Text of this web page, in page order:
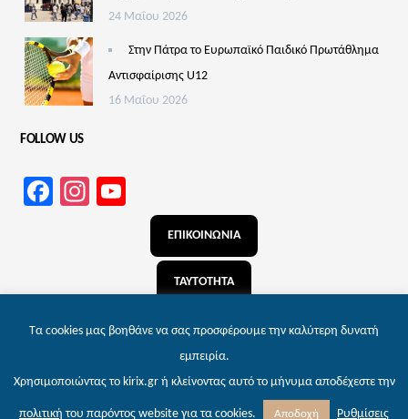
24 Μαΐου 2026
Στην Πάτρα το Ευρωπαϊκό Παιδικό Πρωτάθλημα
Αντισφαίρισης U12
16 Μαΐου 2026
FOLLOW US
Facebook
Instagram
Channel
ΕΠΙΚΟΙΝΩΝΙΑ
ΤΑΥΤΟΤΗΤΑ
Τα cookies μας βοηθάνε να σας προσφέρουμε την καλύτερη δυνατή
εμπειρία.
Χρησιμοποιώντας το kirix.gr ή κλείνοντας αυτό το μήνυμα αποδέχεστε την
πολιτική του παρόντος website για τα cookies. Αποδοχή Ρυθμίσεις